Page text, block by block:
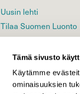
Tämä sivusto
Käytämme
ominaisuuksien
Uusin lehti
Tilaa Suomen Luonto
Tilaa digilukuoikeus
Äänestä parasta
Tilaa uutiskirje